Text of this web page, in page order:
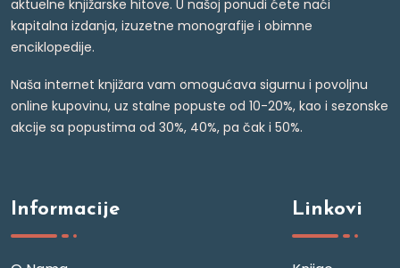
aktuelne knjižarske hitove. U našoj ponudi ćete naći
kapitalna izdanja, izuzetne monografije i obimne
enciklopedije.
Naša internet knjižara vam omogućava sigurnu i povoljnu
online kupovinu, uz stalne popuste od 10-20%, kao i sezonske
akcije sa popustima od 30%, 40%, pa čak i 50%.
Informacije Linkovi